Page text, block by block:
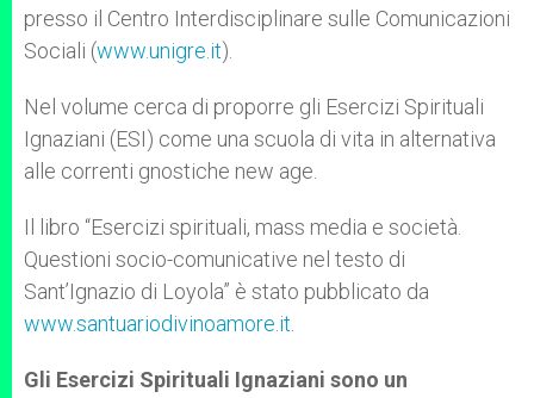
presso il Centro Interdisciplinare sulle Comunicazioni
Sociali (www.unigre.it).
Nel volume cerca di proporre gli Esercizi Spirituali
Ignaziani (ESI) come una scuola di vita in alternativa
alle correnti gnostiche new age.
Il libro “Esercizi spirituali, mass media e società.
Questioni socio-comunicative nel testo di
Sant’Ignazio di Loyola” è stato pubblicato da
www.santuariodivinoamore.it
Gli Esercizi Spirituali Ignaziani sono un